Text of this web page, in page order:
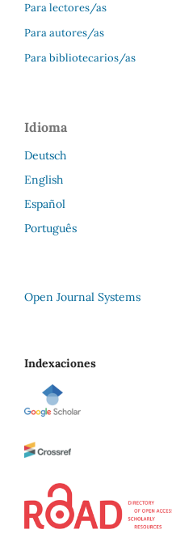
Para lectores/as
Para autores/as
Para bibliotecarios/as
Idioma
Deutsch
English
Español
Português
Open Journal Systems
Indexaciones